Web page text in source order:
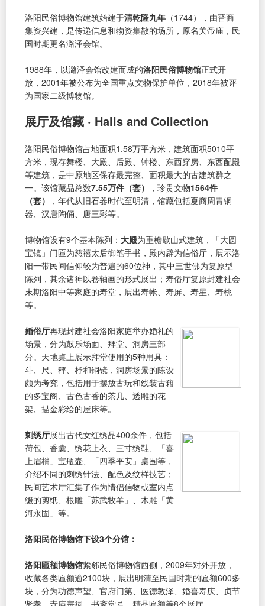
洛阳民俗博物馆建筑始建于清乾隆九年 （1744），由晋商
集资兴建，是传递信息和物资集散的场所，原名关帝庙，民
国时期更名潞泽会馆。
1988年，以潞泽会馆改建而成的洛阳民俗博物馆正式开
放，2001年被公布为全国重点文物保护单位，2018年被评
为国家二级博物馆。
展厅及馆藏 · Halls and Collection
洛阳民俗博物馆占地面积1.58万平方米，建筑面积5010平
方米，现存舞楼、大殿、后殿、钟楼、东西穿房、东西配殿
等建筑，是中原地区保存最完整、面积最大的古建筑群之
一。该馆藏品总数7.55万件（套） ，珍贵文物1564件
（套）
，年代从旧石器时代至明清，馆藏包括夏商周青铜
器、汉唐陶俑、唐三彩等。
博物馆设有9个基本陈列： 大殿为重檐歇山式建筑，「大圆
宝镜」门匾为慈禧太后御笔手书，殿内辟为信俗厅，展示洛
阳一带民间信仰较为普遍的60位神，其中三世佛为复原型
陈列，其余诸神以卷轴画的形式展出；寿俗厅复原封建社会
末期洛阳中等家庭的寿堂，展出寿帐、寿屏、寿星、寿桃
等。
婚俗厅再现封建社会洛阳家庭举办婚礼的
场景，分为鼓乐场面、拜堂、洞房三部
分。天地桌上展示拜堂使用的5种用具：
斗、尺、秤、杼和铜镜，洞房场景的陈设
颇为考究，包括用于摆放古玩和线装古籍
的多宝阁、古色古香的茶几、透雕的花
架、描金彩绘的屋床等。
刺绣厅展出古代女红绣品400余件，包括
荷包、香囊、绣花上衣、三寸绣鞋、「喜
上眉梢」宝瓶壶、「四季平安」桌围等，
介绍不同的刺绣针法、配色及纹样技艺；
民间艺术厅汇集了作为情侣信物或室内点
缀的剪纸、根雕「苏武牧羊」、木雕「黄
河永固」等。
洛阳民俗博物馆下设3个分馆：
洛阳匾额博物馆紧邻民俗博物馆西侧，2009年对外开放，
收藏各类匾额逾2100块，展出明清至民国时期的匾额600多
块，分为功德声望、官府门第、医德教泽、婚喜寿庆、贞节
贤孝、寺庙宗祠、书斋堂号、精品匾额等8个展厅。